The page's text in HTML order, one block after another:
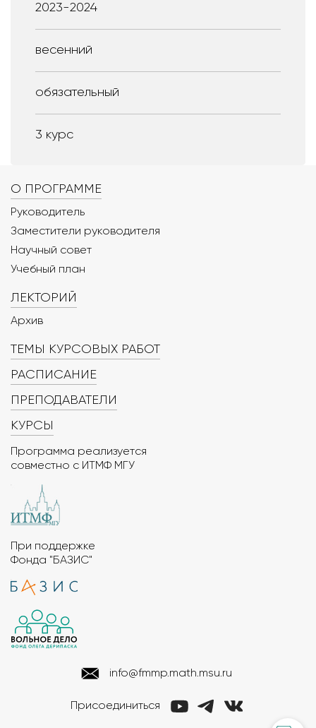
2023-2024
весенний
обязательный
3 курс
О ПРОГРАММЕ
Руководитель
Заместители руководителя
Научный совет
Учебный план
ЛЕКТОРИЙ
Архив
ТЕМЫ КУРСОВЫХ РАБОТ
РАСПИСАНИЕ
ПРЕПОДАВАТЕЛИ
КУРСЫ
Программа реализуется
совместно с ИТМФ МГУ
При поддержке
Фонда "БАЗИС"
info@fmmp.math.msu.ru
Присоединиться